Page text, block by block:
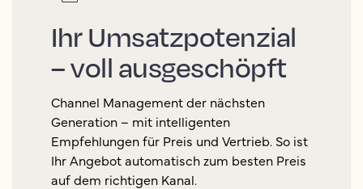
Ihr Umsatzpotenzial
– voll ausgeschöpft
Channel Management der nächsten
Generation – mit intelligenten
Empfehlungen für Preis und Vertrieb. So ist
Ihr Angebot automatisch zum besten Preis
auf dem richtigen Kanal.